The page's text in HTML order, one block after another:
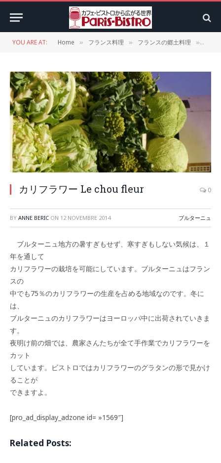
YOU ARE AT: Home » フランス料理 » フランスの郷土料理 »
カリフラワー Le chou fleur 0
BY ANNE BERIC ON 12 NOVEMBRE 2014 ブルターニュ
ブルターニュ地方の暑すぎもせず、寒すぎもしない気候は、１
年を通して
カリフラワーの栽培を可能にしています。ブルターニュはフラン
スの
中でも75％のカリフラワーの生産を占める地域なのです。冬に
は、
ブルターニュのカリフラワーはヨーロッパ中に出荷されていきま
す。
夜明け前の畑では、農家さんたちが全て手作業でカリフラワーを
カット
しています。ビストロではカリフラワーのグラタンの形で見かけ
ることが
できますよ。
[pro_ad_display_adzone id= »1569″]
Related Posts: